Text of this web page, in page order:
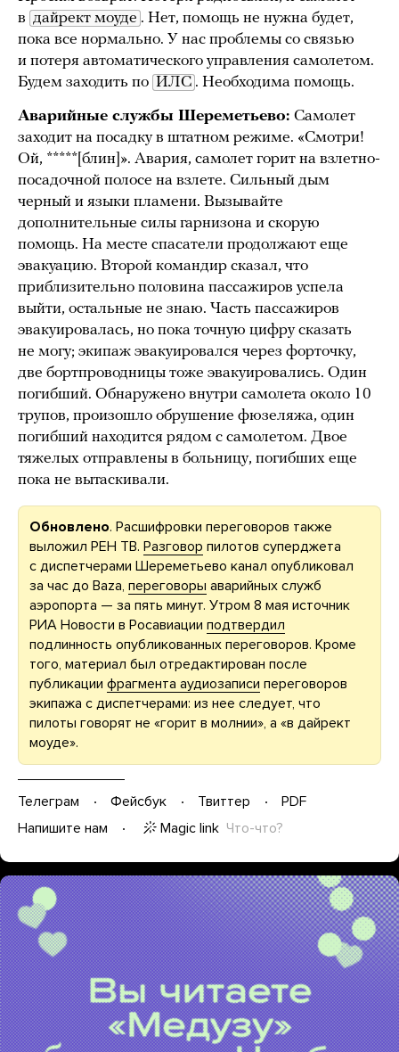
в дайрект моуде . Нет, помощь не нужна будет,
пока все нормально. У нас проблемы со связью
и потеря автоматического управления самолетом.
Будем заходить по ИЛС . Необходима помощь.
Аварийные службы Шереметьево: Самолет
заходит на посадку в штатном режиме. «Смотри!
Ой, *****[блин]». Авария, самолет горит на взлетно-
посадочной полосе на взлете. Сильный дым
черный и языки пламени. Вызывайте
дополнительные силы гарнизона и скорую
помощь. На месте спасатели продолжают еще
эвакуацию. Второй командир сказал, что
приблизительно половина пассажиров успела
выйти, остальные не знаю. Часть пассажиров
эвакуировалась, но пока точную цифру сказать
не могу; экипаж эвакуировался через форточку,
две бортпроводницы тоже эвакуировались. Один
погибший. Обнаружено внутри самолета около 10
трупов, произошло обрушение фюзеляжа, один
погибший находится рядом с самолетом. Двое
тяжелых отправлены в больницу, погибших еще
пока не вытаскивали.
Обновлено. Расшифровки переговоров также
выложил РЕН ТВ. Разговор пилотов суперджета
с диспетчерами Шереметьево канал опубликовал
за час до Baza, переговоры аварийных служб
аэропорта — за пять минут. Утром 8 мая источник
РИА Новости в Росавиации подтвердил
подлинность опубликованных переговоров. Кроме
того, материал был отредактирован после
публикации фрагмента аудиозаписи переговоров
экипажа с диспетчерами: из нее следует, что
пилоты говорят не «горит в молнии», а «в дайрект
моуде».
Телеграм Фейсбук Твиттер
PDF
Напишите нам
Magic link Что-что?